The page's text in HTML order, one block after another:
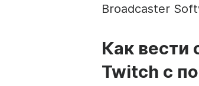
Broadcaster
Как вести
Twitch с